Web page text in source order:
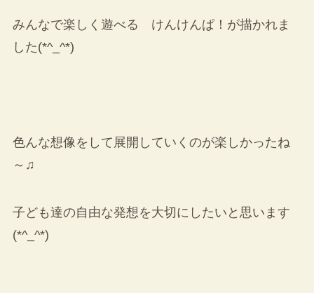
みんなで楽しく遊べる けんけんぱ！が描かれま
した(*^_^*)
色んな想像をして展開していくのが楽しかったね
～♫
子ども達の自由な発想を大切にしたいと思います
(*^_^*)